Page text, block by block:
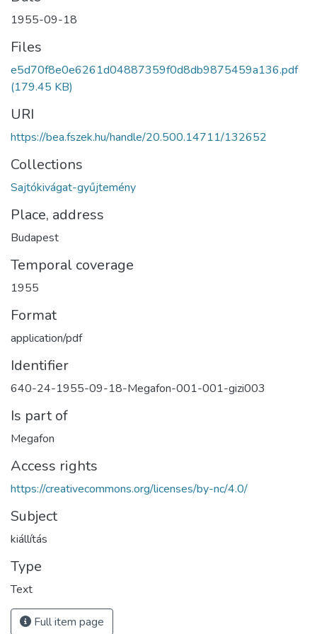
1955-09-18
Files
e5d70f8e0e6261d04887359f0d8db9875459a136.pdf
(179.45 KB)
URI
https://bea.fszek.hu/handle/20.500.14711/132652
Collections
Sajtókivágat-gyűjtemény
Place, address
Budapest
Temporal coverage
1955
Format
application/pdf
Identifier
640-24-1955-09-18-Megafon-001-001-gizi003
Is part of
Megafon
Access rights
https://creativecommons.org/licenses/by-nc/4.0/
Subject
kiállítás
Type
Text
Full item page